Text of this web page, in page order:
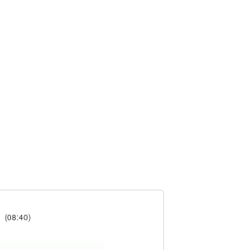
(08:40)